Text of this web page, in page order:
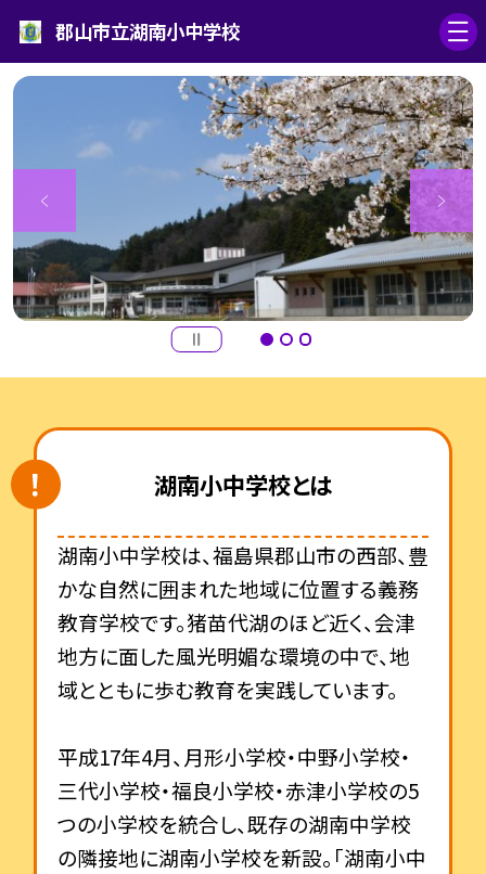
郡山市立湖南小中学校
湖南小中学校とは
湖南小中学校は、福島県郡山市の西部、豊
かな自然に囲まれた地域に位置する義務
教育学校です。猪苗代湖のほど近く、会津
地方に面した風光明媚な環境の中で、地
域とともに歩む教育を実践しています。
平成17年4月、月形小学校・中野小学校・
三代小学校・福良小学校・赤津小学校の5
つの小学校を統合し、既存の湖南中学校
の隣接地に湖南小学校を新設。「湖南小中